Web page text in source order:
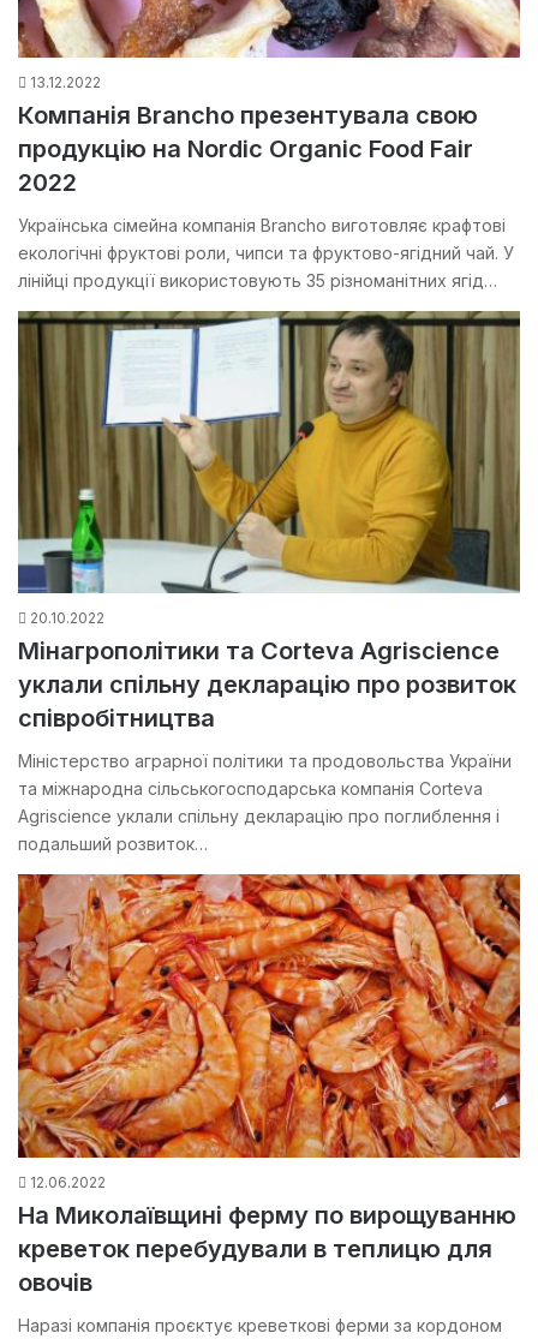
13.12.2022
Компанія Brancho презентувала свою
продукцію на Nordic Organic Food Fair
2022
Українська сімейна компанія Brancho виготовляє крафтові
екологічні фруктові роли, чипси та фруктово-ягідний чай. У
лінійці продукції використовують 35 різноманітних ягід…
20.10.2022
Мінагрополітики та Corteva Agriscience
уклали спільну декларацію про розвиток
співробітництва
Міністерство аграрної політики та продовольства України
та міжнародна сільськогосподарська компанія Corteva
Agriscience уклали спільну декларацію про поглиблення і
подальший розвиток…
12.06.2022
На Миколаївщині ферму по вирощуванню
креветок перебудували в теплицю для
овочів
Наразі компанія проєктує креветкові ферми за кордоном